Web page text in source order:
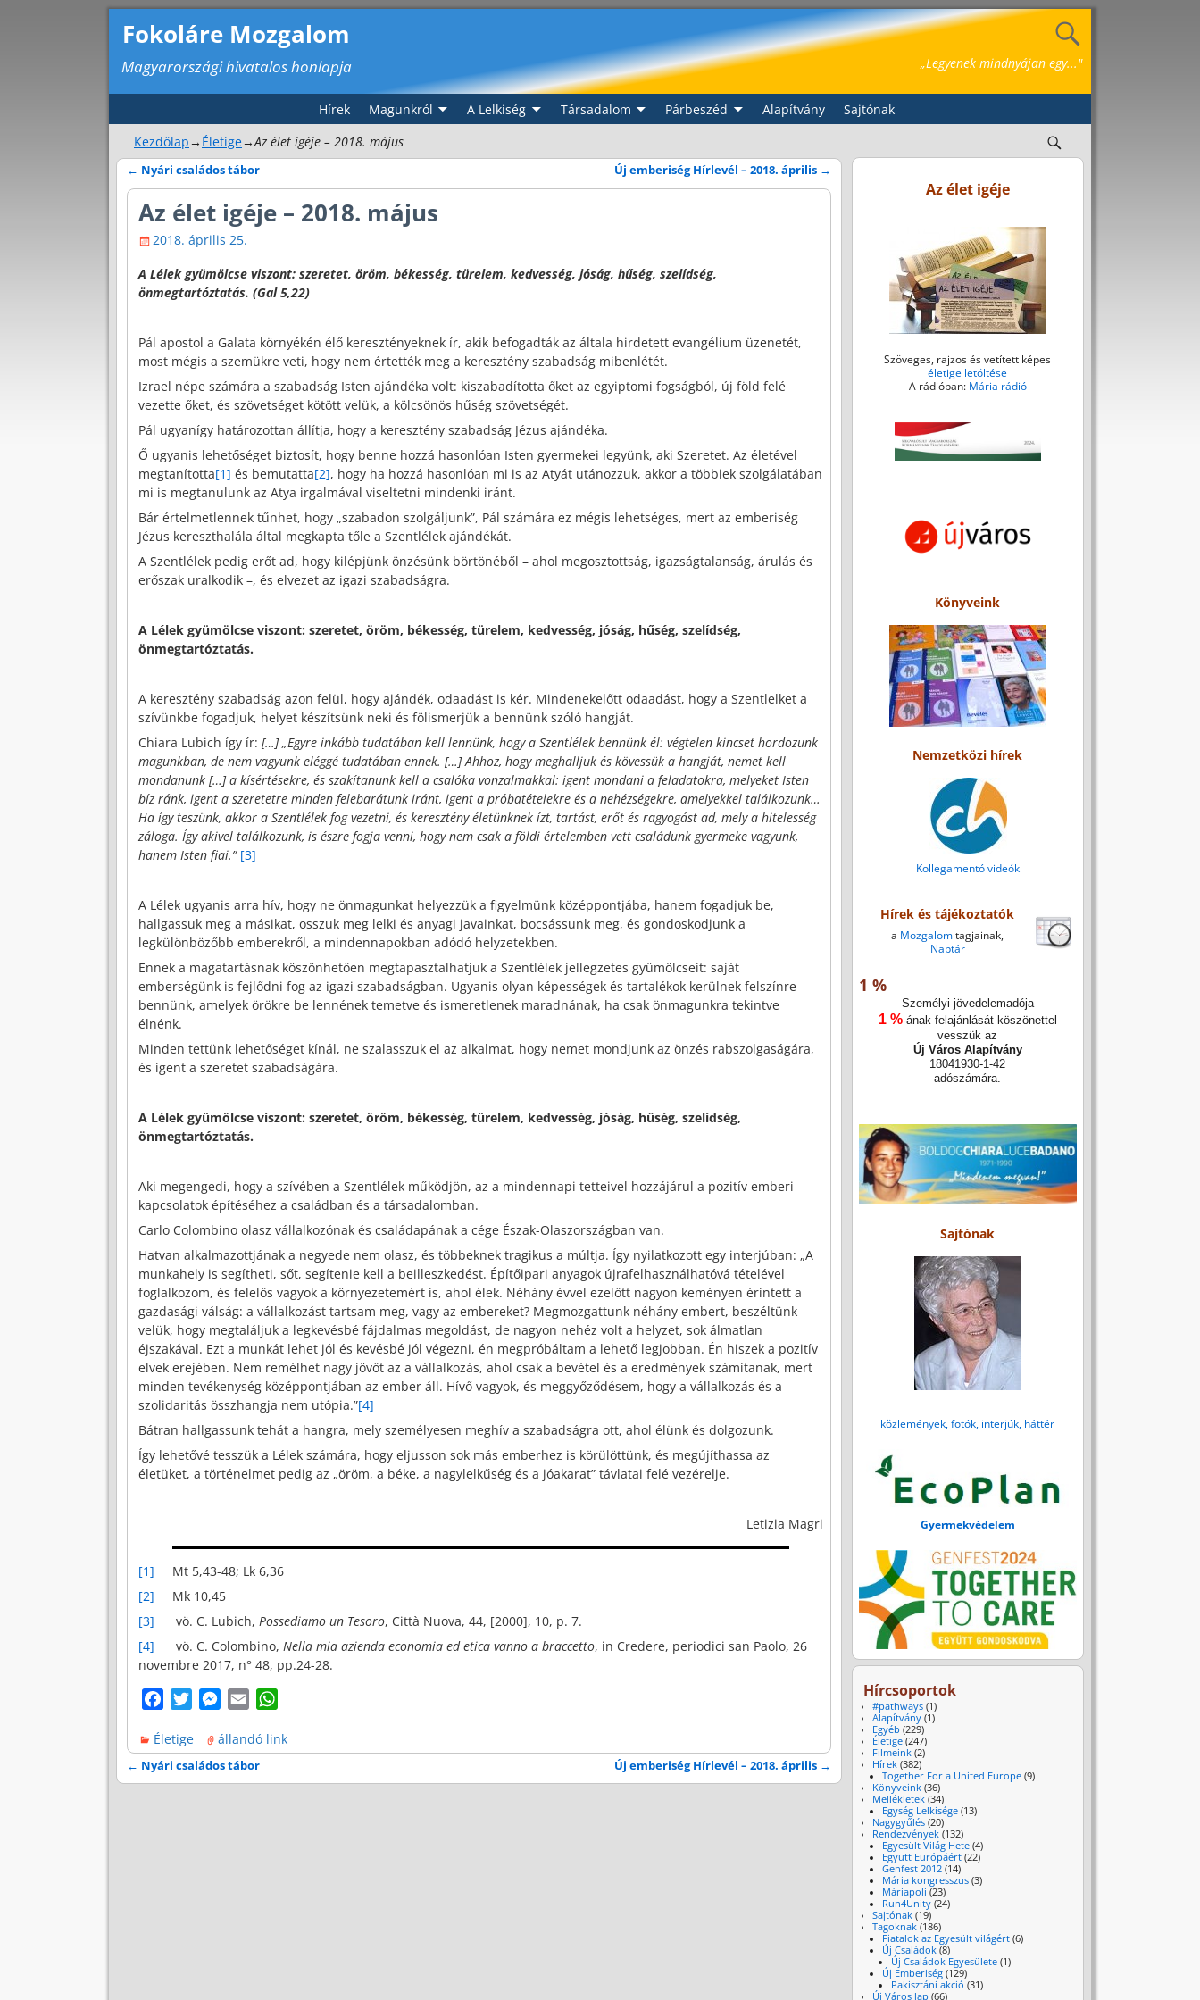
Fokoláre Mozgalom
Magyarországi hivatalos honlapja „Legyenek mindnyájan egy..."
Hírek Magunkról A Lelkiség Társadalom Párbeszéd Alapítvány
Sajtónak
Kezdőlap→ Életige→Az élet igéje – 2018. május
Bejegyzés navigáció
← Nyári családos tábor Új emberiség Hírlevél – 2018. április →
Az élet igéje – 2018. május
2018. április 25.
A Lélek gyümölcse viszont: szeretet, öröm, békesség, türelem, kedvesség, jóság, hűség, szelídség,
önmegtartóztatás. (Gal 5,22)
Pál apostol a Galata környékén élő keresztényeknek ír, akik befogadták az általa hirdetett evangélium üzenetét,
most mégis a szemükre veti, hogy nem értették meg a keresztény szabadság mibenlétét.
Izrael népe számára a szabadság Isten ajándéka volt: kiszabadította őket az egyiptomi fogságból, új föld felé
vezette őket, és szövetséget kötött velük, a kölcsönös hűség szövetségét.
Pál ugyanígy határozottan állítja, hogy a keresztény szabadság Jézus ajándéka.
Ő ugyanis lehetőséget biztosít, hogy benne hozzá hasonlóan Isten gyermekei legyünk, aki Szeretet. Az életével
megtanította[1] és bemutatta[2], hogy ha hozzá hasonlóan mi is az Atyát utánozzuk, akkor a többiek szolgálatában
mi is megtanulunk az Atya irgalmával viseltetni mindenki iránt.
Bár értelmetlennek tűnhet, hogy „szabadon szolgáljunk”, Pál számára ez mégis lehetséges, mert az emberiség
Jézus kereszthalála által megkapta tőle a Szentlélek ajándékát.
A Szentlélek pedig erőt ad, hogy kilépjünk önzésünk börtönéből – ahol megosztottság, igazságtalanság, árulás és
erőszak uralkodik –, és elvezet az igazi szabadságra.
A Lélek gyümölcse viszont: szeretet, öröm, békesség, türelem, kedvesség, jóság, hűség, szelídség,
önmegtartóztatás.
A keresztény szabadság azon felül, hogy ajándék, odaadást is kér. Mindenekelőtt odaadást, hogy a Szentlelket a
szívünkbe fogadjuk, helyet készítsünk neki és fölismerjük a bennünk szóló hangját.
Chiara Lubich így ír: […] „Egyre inkább tudatában kell lennünk, hogy a Szentlélek bennünk él: végtelen kincset hordozunk
magunkban, de nem vagyunk eléggé tudatában ennek. […] Ahhoz, hogy meghalljuk és kövessük a hangját, nemet kell
mondanunk […] a kísértésekre, és szakítanunk kell a csalóka vonzalmakkal: igent mondani a feladatokra, melyeket Isten
bíz ránk, igent a szeretetre minden felebarátunk iránt, igent a próbatételekre és a nehézségekre, amelyekkel találkozunk…
Ha így teszünk, akkor a Szentlélek fog vezetni, és keresztény életünknek ízt, tartást, erőt és ragyogást ad, mely a hitelesség
záloga. Így akivel találkozunk, is észre fogja venni, hogy nem csak a földi értelemben vett családunk gyermeke vagyunk,
hanem Isten fiai.” [3]
A Lélek ugyanis arra hív, hogy ne önmagunkat helyezzük a figyelmünk középpontjába, hanem fogadjuk be,
hallgassuk meg a másikat, osszuk meg lelki és anyagi javainkat, bocsássunk meg, és gondoskodjunk a
legkülönbözőbb emberekről, a mindennapokban adódó helyzetekben.
Ennek a magatartásnak köszönhetően megtapasztalhatjuk a Szentlélek jellegzetes gyümölcseit: saját
emberségünk is fejlődni fog az igazi szabadságban. Ugyanis olyan képességek és tartalékok kerülnek felszínre
bennünk, amelyek örökre be lennének temetve és ismeretlenek maradnának, ha csak önmagunkra tekintve
élnénk.
Minden tettünk lehetőséget kínál, ne szalasszuk el az alkalmat, hogy nemet mondjunk az önzés rabszolgaságára,
és igent a szeretet szabadságára.
A Lélek gyümölcse viszont: szeretet, öröm, békesség, türelem, kedvesség, jóság, hűség, szelídség,
önmegtartóztatás.
Aki megengedi, hogy a szívében a Szentlélek működjön, az a mindennapi tetteivel hozzájárul a pozitív emberi
kapcsolatok építéséhez a családban és a társadalomban.
Carlo Colombino olasz vállalkozónak és családapának a cége Észak-Olaszországban van.
Hatvan alkalmazottjának a negyede nem olasz, és többeknek tragikus a múltja. Így nyilatkozott egy interjúban: „A
munkahely is segítheti, sőt, segítenie kell a beilleszkedést. Építőipari anyagok újrafelhasználhatóvá tételével
foglalkozom, és felelős vagyok a környezetemért is, ahol élek. Néhány évvel ezelőtt nagyon keményen érintett a
gazdasági válság: a vállalkozást tartsam meg, vagy az embereket? Megmozgattunk néhány embert, beszéltünk
velük, hogy megtaláljuk a legkevésbé fájdalmas megoldást, de nagyon nehéz volt a helyzet, sok álmatlan
éjszakával. Ezt a munkát lehet jól és kevésbé jól végezni, én megpróbáltam a lehető legjobban. Én hiszek a pozitív
elvek erejében. Nem remélhet nagy jövőt az a vállalkozás, ahol csak a bevétel és a eredmények számítanak, mert
minden tevékenység középpontjában az ember áll. Hívő vagyok, és meggyőződésem, hogy a vállalkozás és a
szolidaritás összhangja nem utópia.”[4]
Bátran hallgassunk tehát a hangra, mely személyesen meghív a szabadságra ott, ahol élünk és dolgozunk.
Így lehetővé tesszük a Lélek számára, hogy eljusson sok más emberhez is körülöttünk, és megújíthassa az
életüket, a történelmet pedig az „öröm, a béke, a nagylelkűség és a jóakarat” távlatai felé vezérelje.
Letizia Magri
[1] Mt 5,43-48; Lk 6,36
[2] Mk 10,45
[3] vö. C. Lubich, Possediamo un Tesoro, Città Nuova, 44, [2000], 10, p. 7.
[4] vö. C. Colombino, Nella mia azienda economia ed etica vanno a braccetto, in Credere, periodici san Paolo, 26
novembre 2017, n° 48, pp.24-28.
c
e
b
i
t
t
M
s
s
e
a
i
l
a
s
Életige állandó link
Bejegyzés navigáció
← Nyári családos tábor Új emberiség Hírlevél – 2018. április →
Az élet igéje
Szöveges, rajzos és vetített képes
életige letöltése
A rádióban: Mária rádió
Könyveink
Nemzetközi hírek
Kollegamentó videók
Hírek és tájékoztatók
a Mozgalomtagjainak,
Naptár
1 %
Személyi jövedelemadója
1 %-ának felajánlását köszönettel
vesszük az
Új Város Alapítvány
18041930-1-42
adószámára.
Sajtónak
közlemények, fotók, interjúk, háttér
Gyermekvédelem
Hírcsoportok
#pathways (1)
Alapítvány (1)
Egyéb (229)
Életige (247)
Filmeink (2)
Hírek (382)
Together For a United Europe(9)
Könyveink (36)
Mellékletek (34)
Egység Lelkisége(13)
Nagygyűlés (20)
Rendezvények (132)
Egyesült Világ Hete(4)
Együtt Európáért(22)
Genfest 2012(14)
Mária kongresszus(3)
Máriapoli (23)
Run4Unity(24)
Sajtónak (19)
Tagoknak (186)
Fiatalok az Egyesült világért(6)
Új Családok(8)
Új Családok Egyesülete (1)
Új Emberiség(129)
Pakisztáni akció (31)
Új Város lap (66)